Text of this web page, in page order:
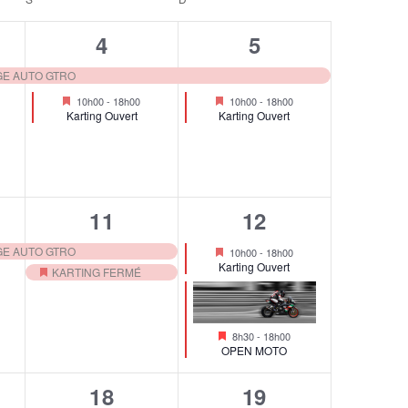
G
A
T
O
D
E
V
AUTO GTRO
2
é
v
e
m
e
,
4
Mis
en
avant
10h00- 18h00
Karting Ouvert
2
é
v
e
m
e
n
t
s
,
5
Mis
en
avant
10h00- 18h00
Karting Ouvert
AUTO GTRO
2
é
v
e
11
Mis
KARTING FERMÉ
2
é
v
è
n
e
12
Mis
en
avant
10h00- 18h00
Karting Ouvert
Mis
en
8h30- 18h00
OPEN MOTO
2
18
2
19